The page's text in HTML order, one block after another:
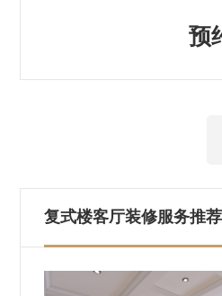
预
复式楼客厅装修服务推荐